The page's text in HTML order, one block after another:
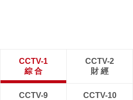
CCTV-1
綜 合
CCTV-2
財 經
CCTV-9
CCTV-10